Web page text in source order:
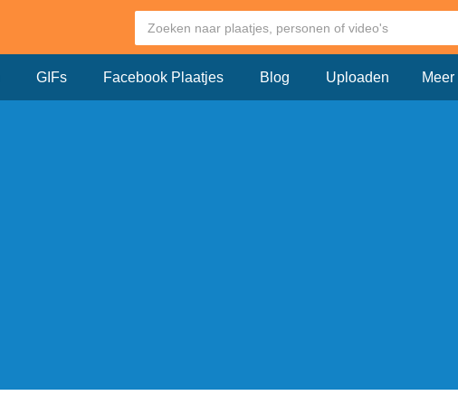
GIFs Facebook Plaatjes Blog Uploaden Meer